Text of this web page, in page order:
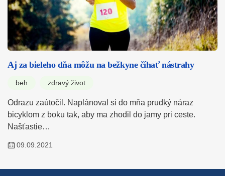
Aj za bieleho dňa môžu na bežkyne číhať nástrahy
beh zdravý život
Odrazu zaútočil. Naplánoval si do mňa prudký náraz
bicyklom z boku tak, aby ma zhodil do jamy pri ceste.
Našťastie…
09.09.2021